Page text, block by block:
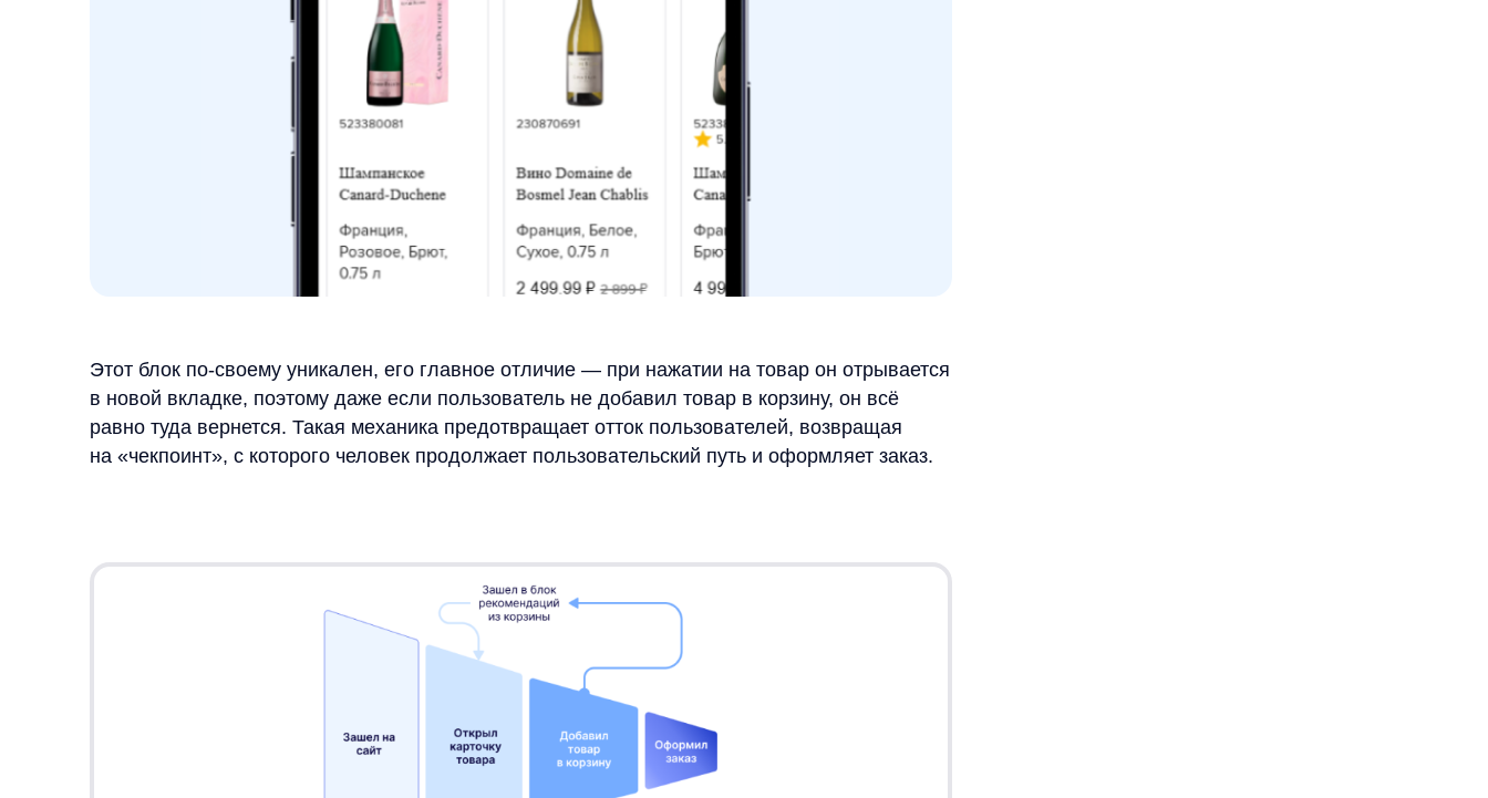
Этот блок по-своему уникален, его главное отличие — при нажатии на товар он отрывается
в новой вкладке, поэтому даже если пользователь не добавил товар в корзину, он всё
равно туда вернется. Такая механика предотвращает отток пользователей, возвращая
на «чекпоинт», с которого человек продолжает пользовательский путь и оформляет заказ.
Принцип работы блока рекомендаций в корзине
Вместе с amwine мы разработали 6 уникальных стратегий рекомендаций только для этого
блока, помимо 10 для остальных, которые помогают выдавать самые подходящие товары.